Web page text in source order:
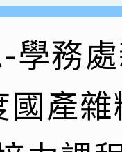
榮獲社
斯O蜜、
科展 國
老師、
二班張O
國小朗讀
桃園市中
榮獲教
2026世
學務
國產